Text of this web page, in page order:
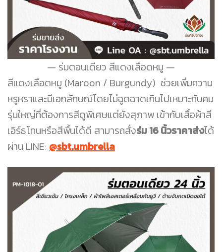
ร่มตอนเดียว สีแดงเลือดหมู
สีแดงเลือดหมู (Maroon / Burgundy) ช่วยเพิ่มความ
หรูหราและมีเอกลักษณ์โดยไม่ฉูดฉาดเกินไปเหมาะกับคน
รุ่นใหญ่ที่ต้องการสีดูพิเศษแต่ยังสุภาพ เข้ากับเสื้อผ้าสี
เอิร์ธโทนหรือสีพื้นได้ดี สามารถสั่งร่ม 16 นิ้วราคาส่งได้
ผ่าน LINE: @sbt.umbrella